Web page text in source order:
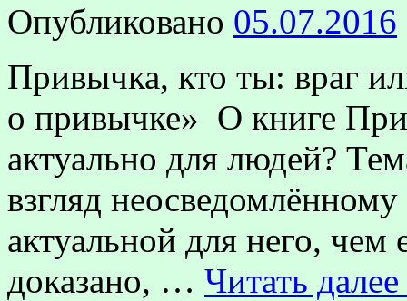
Опубликовано 05.07.2016
Привычка, кто ты: враг
о привычке» О книге
актуально для людей?
взгляд
актуальной для него,
доказано, … Читать далее